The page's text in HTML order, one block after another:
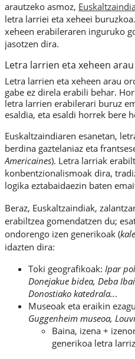
arautzeko asmoz,
letra larriei eta xeheei
xeheen erabileraren inguruko
jasotzen dira.
Letra larrien eta xeheen
Letra larrien eta xeheen arau
gabe ez direla erabili behar.
letra larrien erabilerari buruz
esaldia, eta esaldi horrek bere
Euskaltzaindiaren esanetan,
berdina gaztelaniaz eta
Americaines). Letra larriak
konbentzionalismoak dira,
logika eztabaidaezin baten
Beraz, Euskaltzaindiak,
erabiltzea gomendatzen du;
ondorengo izen generikoak (
idazten dira:
Toki geografikoak: Ipar
Donejakue bidea, Deba
Donostiako katedrala...
Museoak eta eraikin
Guggenheim museoa,
Baina, izena +
generikoa letra